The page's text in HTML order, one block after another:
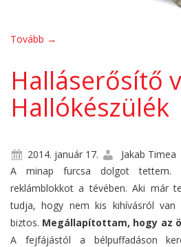
Tovább →
Halláserősítő
Hallókészülék
2014. január 17. Jakab Timea
A minap furcsa dolgot tettem.
reklámblokkot a tévében. Aki már
tudja, hogy nem kis kihívásról van
biztos. Megállapítottam, hogy az
A fejfájástól a bélpuffadáson